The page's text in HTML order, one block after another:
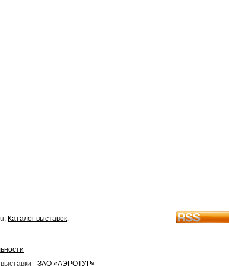
Каталог выставок.
- ЗАО «АЭРОТУР»